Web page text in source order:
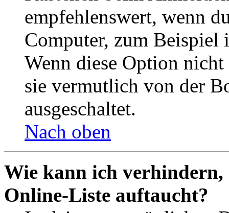
empfehlenswert, wenn
Computer, zum Beispiel
Wenn diese Option
sie vermutlich von der
ausgeschaltet.
Nach oben
Wie kann ich verhindern,
Online-Liste auftaucht?